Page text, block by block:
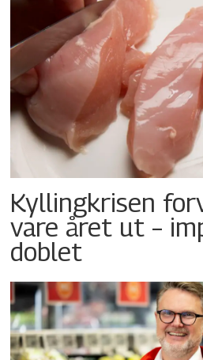
Kyllingkrisen
vare året ut –
doblet